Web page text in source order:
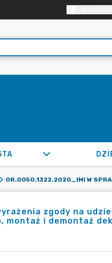
zgody na
montaż i demontaż